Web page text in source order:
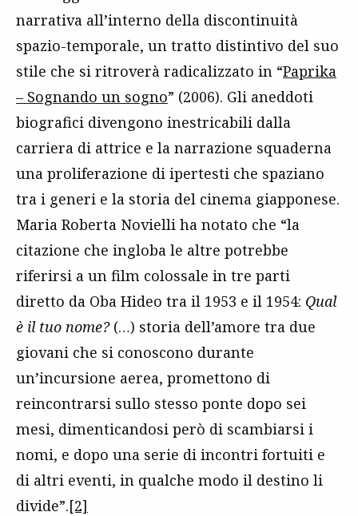
narrativa all’interno della discontinuità
spazio-temporale, un tratto distintivo del suo
stile che si ritroverà radicalizzato in “Paprika
– Sognando un sogno” (2006). Gli aneddoti
biografici divengono inestricabili dalla
carriera di attrice e la narrazione squaderna
una proliferazione di ipertesti che spaziano
tra i generi e la storia del cinema giapponese.
Maria Roberta Novielli ha notato che “la
citazione che ingloba le altre potrebbe
riferirsi a un film colossale in tre parti
diretto da Oba Hideo tra il 1953 e il 1954: Qual
è il tuo nome?(…) storia dell’amore tra due
giovani che si conoscono durante
un’incursione aerea, promettono di
reincontrarsi sullo stesso ponte dopo sei
mesi, dimenticandosi però di scambiarsi i
nomi, e dopo una serie di incontri fortuiti e
di altri eventi, in qualche modo il destino li
divide”.[2]